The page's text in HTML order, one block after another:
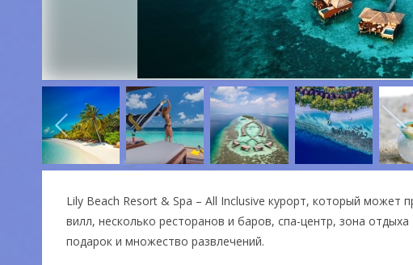
Lily Beach Resort & Spa – All Inclusive курорт, который может
вилл, несколько ресторанов и баров, спа-центр, зона
подарок и множество развлечений.